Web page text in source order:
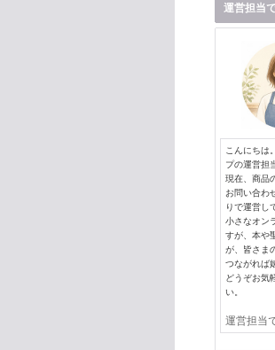
運営担当
こんにちは
プの運営担
現在、商品
お問い合わ
りで運営し
小さなオン
すが、本や
が、皆さま
つながれば
どうぞお気
い。
運営担当